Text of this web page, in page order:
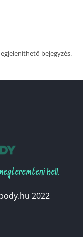
bejegyzés.
kell.
2022